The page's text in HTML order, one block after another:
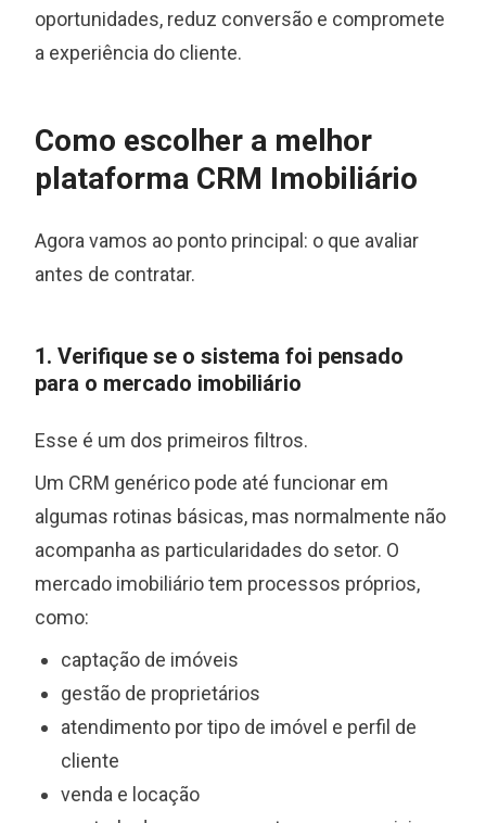
oportunidades, reduz conversão e compromete
a experiência do cliente.
Como escolher a melhor
plataforma CRM Imobiliário
Agora vamos ao ponto principal: o que avaliar
antes de contratar.
1. Verifique se o sistema foi pensado
para o mercado imobiliário
Esse é um dos primeiros filtros.
Um CRM genérico pode até funcionar em
algumas rotinas básicas, mas normalmente não
acompanha as particularidades do setor. O
mercado imobiliário tem processos próprios,
como:
captação de imóveis
gestão de proprietários
atendimento por tipo de imóvel e perfil de
cliente
venda e locação